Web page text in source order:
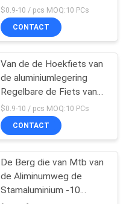
het 35 Graadstuur
$0.9-10 / pcs MOQ:10 PCs
CONTACT
Van de de Hoekfiets van
de aluminiumlegering
Regelbare de Fiets van
de het Stuurstam het
Cirkelen Delen
$0.9-10 / pcs MOQ:10 PCs
CONTACT
De Berg die van Mtb van
de Aliminumweg de
Stamaluminium -10